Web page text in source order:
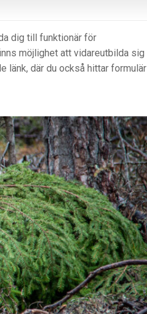
dig till funktionär för
möjlighet att vidareutbilda sig
länk, där du också hittar formulär